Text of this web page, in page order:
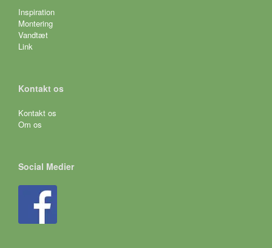
Inspiration
Montering
Vandtæt
Link
Kontakt os
Kontakt os
Om os
Social Medier